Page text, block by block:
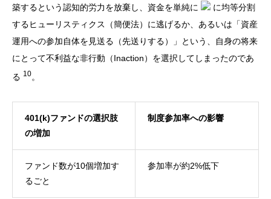
築するという認知的労力を放棄し、資金を単純に
に均等分割
するヒューリスティクス（簡便法）に逃げるか、あるいは「資産
運用への参加自体を見送る（先送りする）」という、自身の将来
にとって不利益な非行動（Inaction）を選択してしまったのであ
る 10。
401(k)ファンドの選択肢
の増加
制度参加率への影響
ファンド数が10個増加す
るごと
参加率が約2%低下